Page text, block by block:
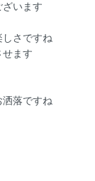
ざいます
さですね
せます
洒落ですね